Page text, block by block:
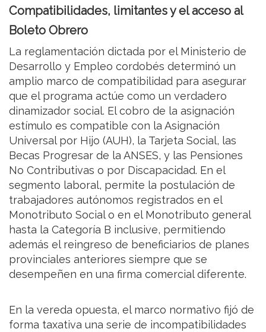
Compatibilidades, limitantes y el acceso al
Boleto Obrero
La reglamentación dictada por el Ministerio de
Desarrollo y Empleo cordobés determinó un
amplio marco de compatibilidad para asegurar
que el programa actúe como un verdadero
dinamizador social. El cobro de la asignación
estímulo es compatible con la Asignación
Universal por Hijo (AUH), la Tarjeta Social, las
Becas Progresar de la ANSES, y las Pensiones
No Contributivas o por Discapacidad. En el
segmento laboral, permite la postulación de
trabajadores autónomos registrados en el
Monotributo Social o en el Monotributo general
hasta la Categoría B inclusive, permitiendo
además el reingreso de beneficiarios de planes
provinciales anteriores siempre que se
desempeñen en una firma comercial diferente.
En la vereda opuesta, el marco normativo fijó de
forma taxativa una serie de incompatibilidades